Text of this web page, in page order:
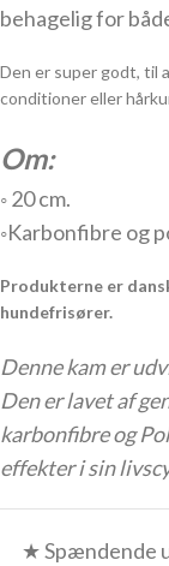
behagelig for
Den er super godt, til
conditioner eller
Om:
◦ 20 cm.
◦Karbonfibre og
Produkterne er
hundefrisører.
Denne kam er
Den er lavet af
karbonfibre og
effekter i sin
★ Spændende